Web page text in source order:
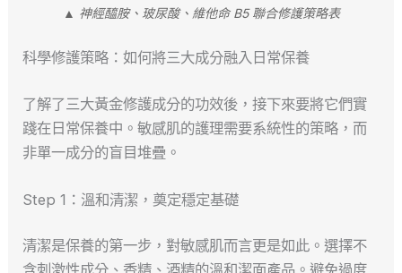
▲ 神經醯胺、玻尿酸、維他命 B5 聯合修護策略表
科學修護策略：如何將三大成分融入日常保養
了解了三大黃金修護成分的功效後，接下來要將它們實
踐在日常保養中。敏感肌的護理需要系統性的策略，而
非單一成分的盲目堆疊。
Step 1：溫和清潔，奠定穩定基礎
清潔是保養的第一步，對敏感肌而言更是如此。選擇不